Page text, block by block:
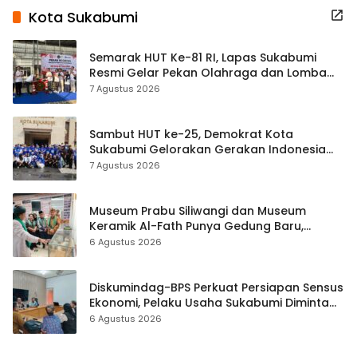
Kota Sukabumi
Semarak HUT Ke-81 RI, Lapas Sukabumi
Resmi Gelar Pekan Olahraga dan Lomba
Tradisional
7 Agustus 2026
Sambut HUT ke-25, Demokrat Kota
Sukabumi Gelorakan Gerakan Indonesia
ASRI Lewat Aksi Bersih Masjid Agung
7 Agustus 2026
Museum Prabu Siliwangi dan Museum
Keramik Al-Fath Punya Gedung Baru,
Hampir 500 Koleksi Dipisahkan
6 Agustus 2026
Diskumindag-BPS Perkuat Persiapan Sensus
Ekonomi, Pelaku Usaha Sukabumi Diminta
Terbuka Beri Data
6 Agustus 2026